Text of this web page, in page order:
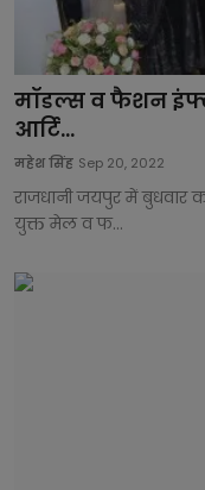
मॉडल्स व फैशन
आर्टि...
महेश सिंह Sep 20, 2022
राजधानी जयपुर में बुधवार
युक्त मेल व फ...